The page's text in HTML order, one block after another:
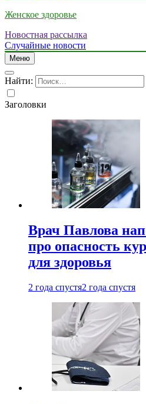
Женское здоровье
Новостная рассылка
Случайные новости
Меню
Найти:
Заголовки
Врач Павлова
про опасность
для здоровья
2 года спустя2 года спустя